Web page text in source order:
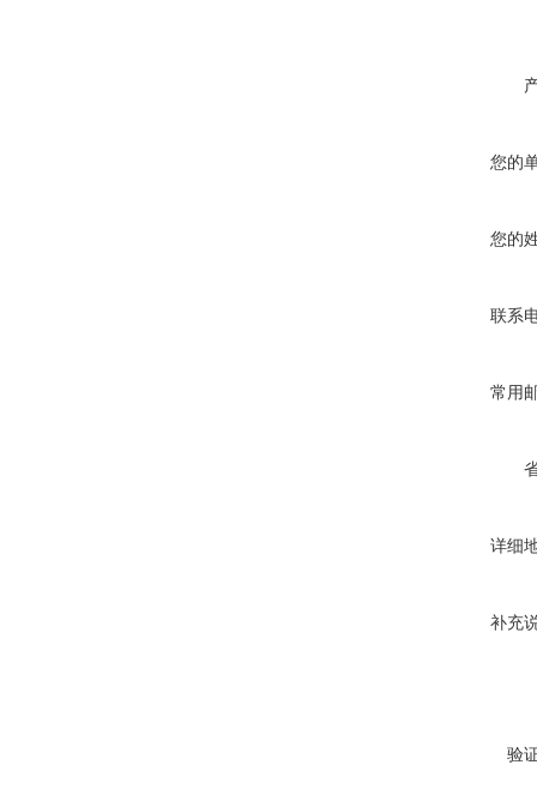
您的
您的
联系
常用
详细
补充
验